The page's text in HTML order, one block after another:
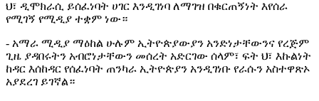
ህ፣ ዲሞክራሲ ይሰፈነባት ሀገር እንዲገነባ ለማገዝ በቁርጠኝነት እየሰራ
የሚገኝ የሚዲያ ተቋም ነው።
- አማራ ሚዲያ ማዕከል ሁሉም ኢትዮጵያውያን አንድነታቸውንና የረጅም
ጊዜ ያዳበሩትን አብሮነታቸውን መሰረት አድርገው ሰላም፣ ፍት ህ፣ እኩልነት
ከዳር እሰከዳር የሰፈነባት ጠንካራ ኢትዮጵያን አንዲገነቡ የራሱን አስተዋጽኦ
አያደረገ ይገኛል።